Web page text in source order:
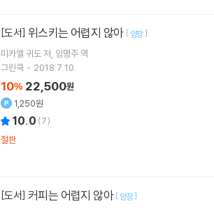
[도서] 위스키는 어렵지 않아 [ 양장]
미카엘 귀도 저 임명주 역
그린쿡
2018.7.10.
10% 22,500원
1,250원
10.0 (7)
절판
[도서] 커피는 어렵지 않아 [ 양장]